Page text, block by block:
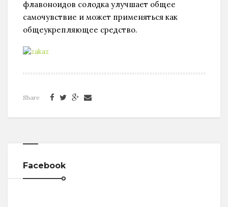
флавоноидов солодка улучшает общее
самочувствие и может применяться как
общеукрепляющее средство.
Share
Facebook